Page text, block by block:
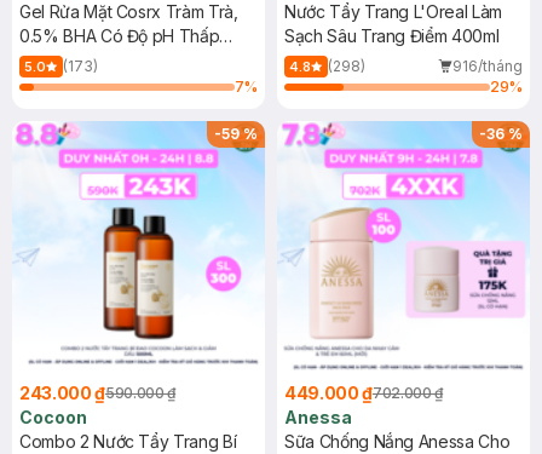
Gel Rửa Mặt Cosrx Tràm Trà,
0.5% BHA Có Độ pH Thấp
150ml
5.0
(173)
7%
Nước Tẩy Trang L'Oreal Làm
Sạch Sâu Trang Điểm 400ml
4.8 (298)
916/tháng
29%
-59%
243.000 ₫590.000 ₫
Cocoon
Combo 2 Nước Tẩy Trang Bí
-36%
449.000 ₫702.000 ₫
Anessa
Sữa Chống Nắng Anessa Cho